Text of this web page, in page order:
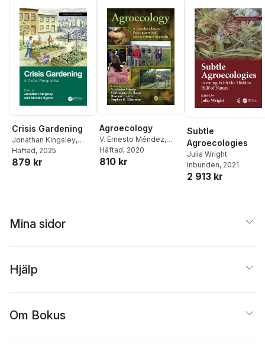
Crisis Gardening
Jonathan Kingsley,
Monika Egerer
Häftad, 2025
879 kr
Agroecology
V. Ernesto Méndez,
Christopher M. Bacon
Roseann Cohen
Häftad, 2020
810 kr
Subtle
Agroecologies
Julia Wright
Inbunden, 2021
2 913 kr
Mina sidor
Hjälp
Om Bokus